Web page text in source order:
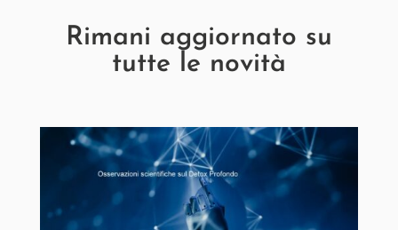
Rimani aggiornato su
tutte le novità